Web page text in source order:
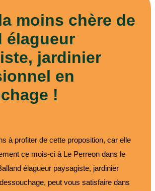
moins chère de
élagueur
jardinier
en
!
à profiter de cette proposition, car elle
ce mois-ci à Le Perreon dans le
élagueur paysagiste, jardinier
peut vous satisfaire dans